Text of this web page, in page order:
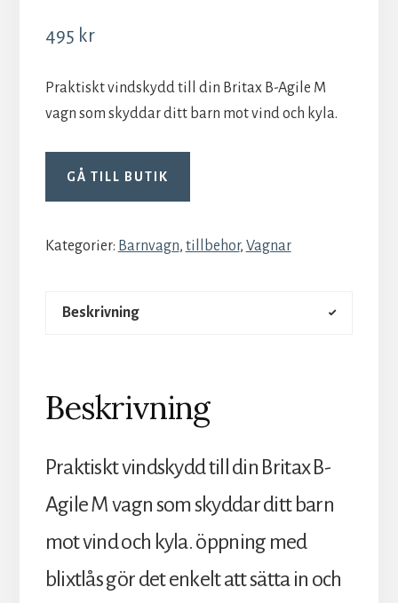
495 kr
Praktiskt vindskydd till din Britax B-Agile M
vagn som skyddar ditt barn mot vind och kyla.
GÅ TILL BUTIK
Kategorier: Barnvagn, tillbehor, Vagnar
Beskrivning
Beskrivning
Praktiskt vindskydd till din Britax B-
Agile M vagn som skyddar ditt barn
mot vind och kyla. öppning med
blixtlås gör det enkelt att sätta in och